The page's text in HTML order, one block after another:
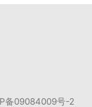
备09084009号-2